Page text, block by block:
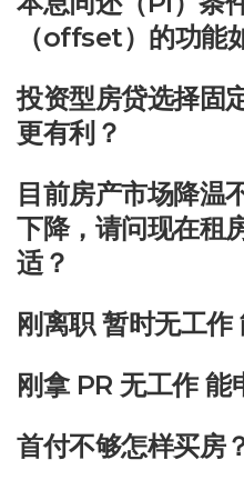
（offset）的功能
投资型房贷选择固
更有利？
目前房产市场降温
下降，请问现在租
适？
刚离职 暂时无工作
刚拿 PR 无工作 能
首付不够怎样买房